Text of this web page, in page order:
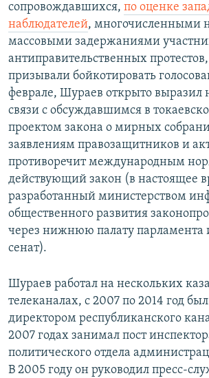
сопровождавшихся, по оценке
наблюдателей, многочисленными
массовыми задержаниями
антиправительственных
призывали бойкотировать
феврале, Шураев открыто выразил
связи с обсуждавшимся в
проектом закона о мирных
заявлениям правозащитников и
противоречит международным
действующий закон (в настоящее
разработанный министерством
общественного развития
через нижнюю палату парламента
сенат).
Шураев работал на нескольких
телеканалах, с 2007 по 2014 год
директором республиканского
2007 годах занимал пост
политического отдела
В 2005 году он руководил пресс-